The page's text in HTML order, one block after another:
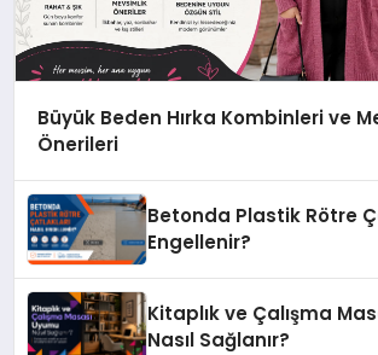
Büyük Beden Hırka Kombinleri ve
Önerileri
Betonda Plastik Rötre
Engellenir?
Kitaplık ve Çalışma
Nasıl Sağlanır?